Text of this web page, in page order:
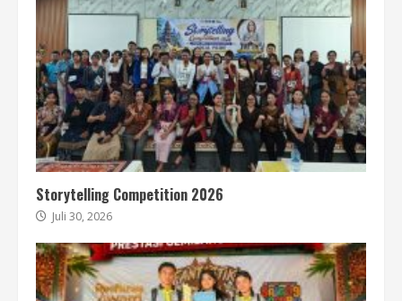
Storytelling Competition 2026
Juli 30, 2026